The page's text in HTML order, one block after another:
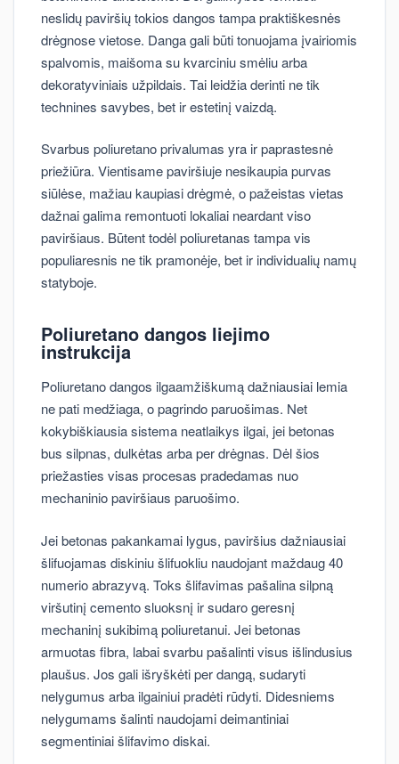
neslidų paviršių tokios dangos tampa praktiškesnės
drėgnose vietose. Danga gali būti tonuojama įvairiomis
spalvomis, maišoma su kvarciniu smėliu arba
dekoratyviniais užpildais. Tai leidžia derinti ne tik
technines savybes, bet ir estetinį vaizdą.
Svarbus poliuretano privalumas yra ir paprastesnė
priežiūra. Vientisame paviršiuje nesikaupia purvas
siūlėse, mažiau kaupiasi drėgmė, o pažeistas vietas
dažnai galima remontuoti lokaliai neardant viso
paviršiaus. Būtent todėl poliuretanas tampa vis
populiaresnis ne tik pramonėje, bet ir individualių namų
statyboje.
Poliuretano dangos liejimo
instrukcija
Poliuretano dangos ilgaamžiškumą dažniausiai lemia
ne pati medžiaga, o pagrindo paruošimas. Net
kokybiškiausia sistema neatlaikys ilgai, jei betonas
bus silpnas, dulkėtas arba per drėgnas. Dėl šios
priežasties visas procesas pradedamas nuo
mechaninio paviršiaus paruošimo.
Jei betonas pakankamai lygus, paviršius dažniausiai
šlifuojamas diskiniu šlifuokliu naudojant maždaug 40
numerio abrazyvą. Toks šlifavimas pašalina silpną
viršutinį cemento sluoksnį ir sudaro geresnį
mechaninį sukibimą poliuretanui. Jei betonas
armuotas fibra, labai svarbu pašalinti visus išlindusius
plaušus. Jos gali išryškėti per dangą, sudaryti
nelygumus arba ilgainiui pradėti rūdyti. Didesniems
nelygumams šalinti naudojami deimantiniai
segmentiniai šlifavimo diskai.